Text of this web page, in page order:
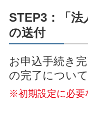
STEP3：「
の送付
お申込手続き
の完了につい
※初期設定に必要